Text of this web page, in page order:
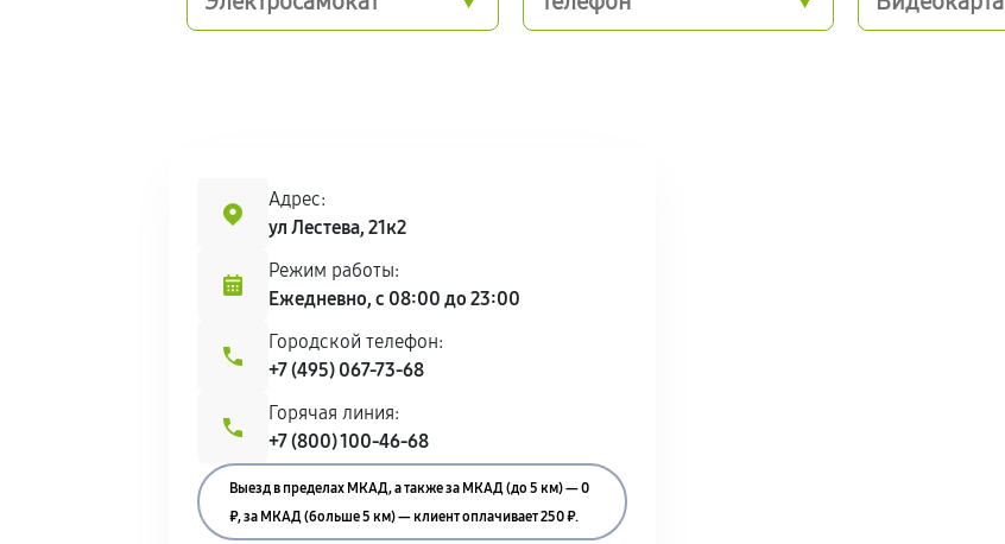
Адрес:
ул Лестева, 21к2
Режим работы:
Ежедневно, с 08:00 до 23:00
Городской телефон:
+7 (495) 067-73-68
Горячая линия:
+7 (800) 100-46-68
Выезд в пределах МКАД, а также за МКАД (до 5 км) — 0
₽, за МКАД (больше 5 км) — клиент оплачивает 250 ₽.